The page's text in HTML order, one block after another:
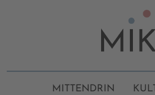
MITTENDRIN